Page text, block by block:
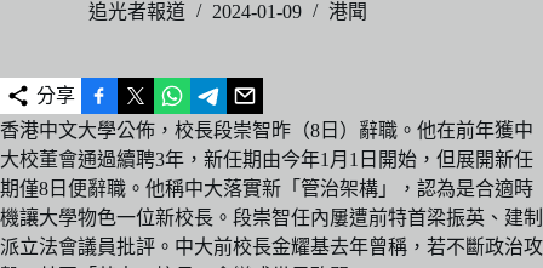
追光者報道 2024-01-09 港聞
分享
香港中文大學公佈，校長段崇智昨（8日）辭職。他在前年獲中
大校董會通過續聘3年，新任期由今年1月1日開始，但展開新任
期僅8日便辭職。他稱中大落實新「管治架構」，認為是合適時
機讓大學物色一位新校長。段崇智任內屢遭前特首梁振英、建制
派立法會議員批評。中大前校長金耀基去年曾稱，若不斷政治攻